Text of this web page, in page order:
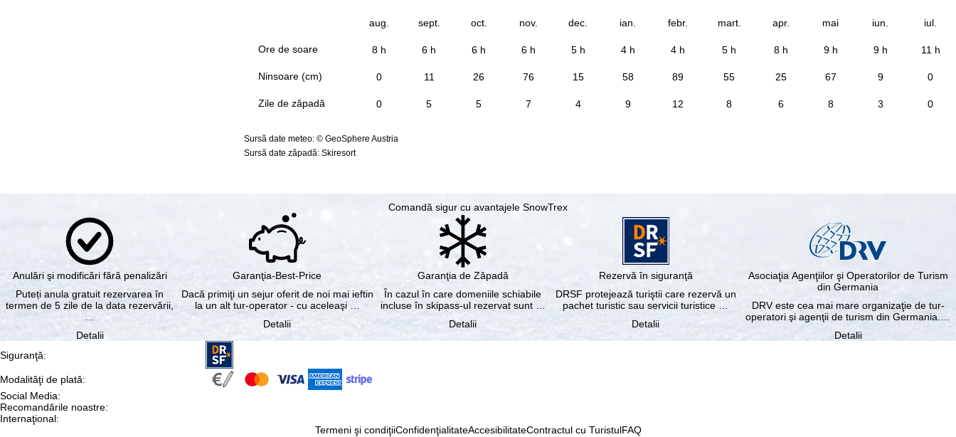
Ore de soare
Ninsoare (cm)
Zile de zăpadă
aug. sept. oct. nov. dec. ian. febr. mart. apr. mai iun. iul.
8 h 6 h 6 h 6 h 5 h 4 h 4 h 5 h 8 h 9 h 9 h 11 h
0 11 26 76 15 58 89 55 25 67 9 0
0 5 5 7 4 9 12 8 6 8 3 0
Sursă date meteo: © GeoSphere Austria
Sursă date zăpadă: Skiresort
Comandă sigur cu avantajele SnowTrex
Anulări şi modificări fără penalizări
Puteți anula gratuit rezervarea în
termen de 5 zile de la data rezervării,
…
Detalii
Garanţia-Best-Price
Dacă primiţi un sejur oferit de noi mai ieftin
la un alt tur-operator - cu aceleaşi …
Detalii
Garanţia de Zăpadă
În cazul în care domeniile schiabile
incluse în skipass-ul rezervat sunt …
Detalii
Rezervă în siguranţă
DRSF protejează turiştii care rezervă un
pachet turistic sau servicii turistice …
Detalii
Asociaţia Agenţiilor şi Operatorilor de Turism
din Germania
DRV este cea mai mare organizaţie de tur-
operatori şi agenţii de turism din Germania.…
Detalii
Siguranţă:
Modalităţi de plată:
Social Media:
Recomandările noastre:
Internaţional:
Termeni şi condiţiiConfidenţialitateAccesibilitateContractul cu TuristulFAQ